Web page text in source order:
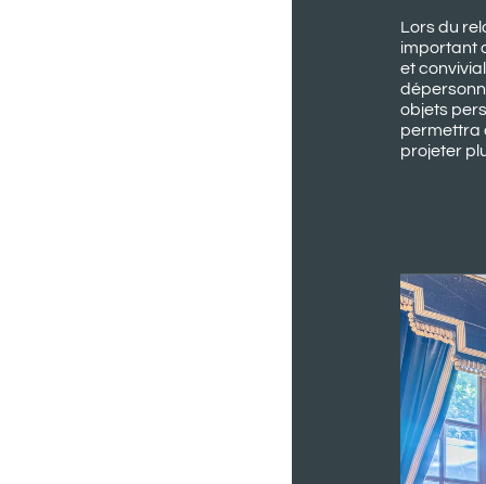
Lors du
important
et
objets
permettra
projeter